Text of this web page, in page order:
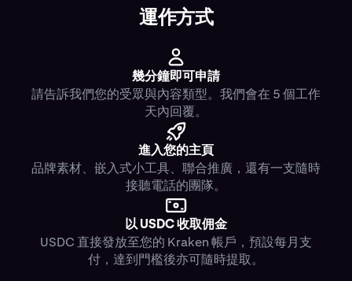
運作方式
幾分鐘即可申請
請告訴我們您的受眾與內容類型。我們會在 5 個工作
天內回覆。
進入您的主頁
品牌素材、嵌入式小工具、聯合推廣，還有一支隨時
接聽電話的團隊。
以 USDC 收取佣金
USDC 直接發放至您的 Kraken 帳戶，預設每月支
付，達到門檻後亦可隨時提取。